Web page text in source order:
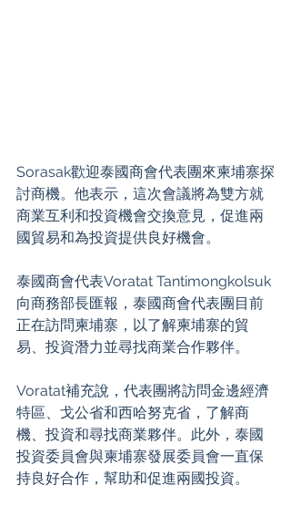
Sorasak歡迎泰國商會代表團來柬埔寨探
討商機。他表示，這次會議將為雙方就
商業互利和投資機會交換意見，促進兩
國貿易和為投資提供良好機會。
泰國商會代表Voratat Tantimongkolsuk
向商務部長匯報，泰國商會代表團目前
正在訪問柬埔寨，以了解柬埔寨的貿
易、投資潛力並尋找商業合作夥伴。
Voratat補充說，代表團將訪問金邊經濟
特區、戈公省和西哈努克省，了解商
機、投資和尋找商業夥伴。此外，泰國
投資委員會與柬埔寨發展委員會一直保
持良好合作，幫助和促進兩國投資。